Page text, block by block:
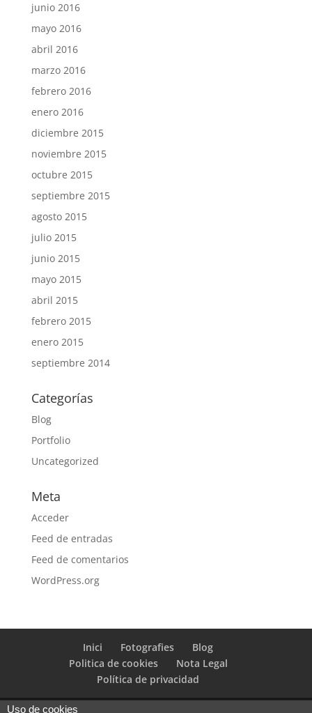
junio 2016
mayo 2016
abril 2016
marzo 2016
febrero 2016
enero 2016
diciembre 2015
noviembre 2015
octubre 2015
septiembre 2015
agosto 2015
julio 2015
junio 2015
mayo 2015
abril 2015
febrero 2015
enero 2015
septiembre 2014
Categorías
Blog
Portfolio
Uncategorized
Meta
Acceder
Feed de entradas
Feed de comentarios
WordPress.org
Inici Fotografies
Blog
Politica de cookies
Nota Legal
Política de privacidad
Uso de cookies